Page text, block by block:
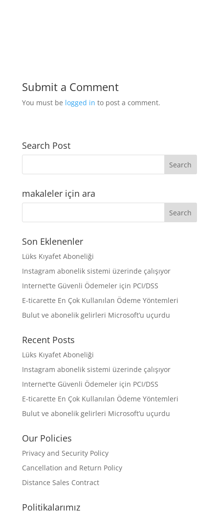
Submit a Comment
You must be logged in to post a comment.
Search Post
makaleler için ara
Son Eklenenler
Lüks Kıyafet Aboneliği
Instagram abonelik sistemi üzerinde çalışıyor
Internet’te Güvenli Ödemeler için PCI/DSS
E-ticarette En Çok Kullanılan Ödeme Yöntemleri
Bulut ve abonelik gelirleri Microsoft’u uçurdu
Recent Posts
Lüks Kıyafet Aboneliği
Instagram abonelik sistemi üzerinde çalışıyor
Internet’te Güvenli Ödemeler için PCI/DSS
E-ticarette En Çok Kullanılan Ödeme Yöntemleri
Bulut ve abonelik gelirleri Microsoft’u uçurdu
Our Policies
Privacy and Security Policy
Cancellation and Return Policy
Distance Sales Contract
Politikalarımız